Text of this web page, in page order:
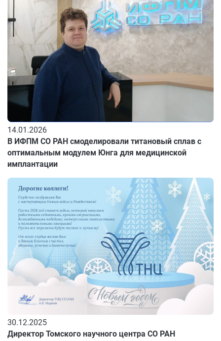
14.01.2026
В ИФПМ СО РАН смоделировали титановый сплав с
оптимальным модулем Юнга для медицинской
имплантации
30.12.2025
Директор Томского научного центра СО РАН